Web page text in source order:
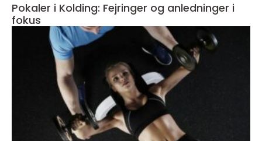
Pokaler i Kolding: Fejringer og anledninger i
fokus